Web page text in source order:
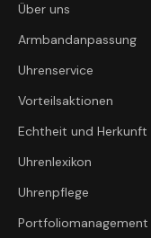
Über uns
Armbandanpassung
Uhrenservice
Vorteilsaktionen
Echtheit und Herkunft
Uhrenlexikon
Uhrenpflege
Portfoliomanagement